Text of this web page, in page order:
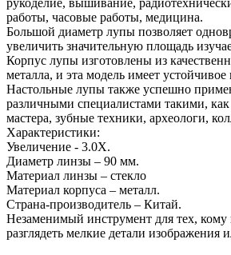
работы, часовые работы, медицина.
Большой диаметр лупы позволяет
увеличить значительную площадь
Корпус лупы изготовлены из
металла, и эта модель имеет
Настольные лупы также успешно
различными специалистами такими,
мастера, зубные техники, археологи,
Характеристики:
Увеличение - 3.0X.
Диаметр линзы – 90 мм.
Материал линзы – стекло
Материал корпуса – металл.
Страна-производитель – Китай.
Незаменимый инструмент для тех,
разглядеть мелкие детали изображения